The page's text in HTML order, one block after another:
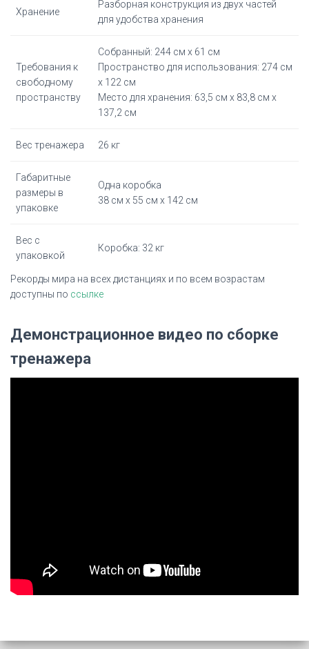
Хранение
Разборная конструкция из двух частей
для удобства хранения
Требования к
свободному
пространству
Собранный: 244 см х 61 см
Пространство для использования: 274 см
х 122 см
Место для хранения: 63,5 см х 83,8 см х
137,2 см
Вес тренажера 26 кг
Габаритные
размеры в
упаковке
Одна коробка
38 см х 55 см х 142 см
Вес с
упаковкой
Коробка: 32 кг
Рекорды мира на всех дистанциях и по всем возрастам
доступны по ссылке
Демонстрационное видео по сборке
тренажера